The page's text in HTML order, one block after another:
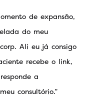
de expansão,
do meu
Ali eu já consigo
recebe o link,
a
consultório.”